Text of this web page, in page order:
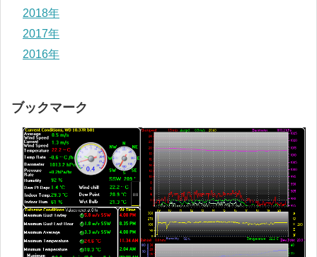
2018年
2017年
2016年
ブックマーク